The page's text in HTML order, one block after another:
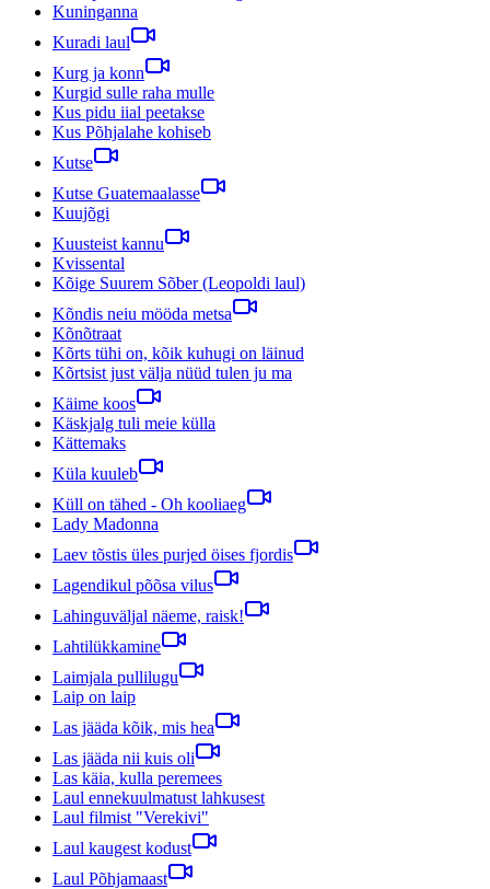
Kuninganna
Kuradi laul
Kurg ja konn
Kurgid sulle raha mulle
Kus pidu iial peetakse
Kus Põhjalahe kohiseb
Kutse
Kutse Guatemaalasse
Kuujõgi
Kuusteist kannu
Kvissental
Kõige Suurem Sõber (Leopoldi laul)
Kõndis neiu mööda metsa
Kõnõtraat
Kõrts tühi on, kõik kuhugi on läinud
Kõrtsist just välja nüüd tulen ju ma
Käime koos
Käskjalg tuli meie külla
Kättemaks
Küla kuuleb
Küll on tähed - Oh kooliaeg
Lady Madonna
Laev tõstis üles purjed öises fjordis
Lagendikul põõsa vilus
Lahinguväljal näeme, raisk!
Lahtilükkamine
Laimjala pullilugu
Laip on laip
Las jääda kõik, mis hea
Las jääda nii kuis oli
Las käia, kulla peremees
Laul ennekuulmatust lahkusest
Laul filmist "Verekivi"
Laul kaugest kodust
Laul Põhjamaast